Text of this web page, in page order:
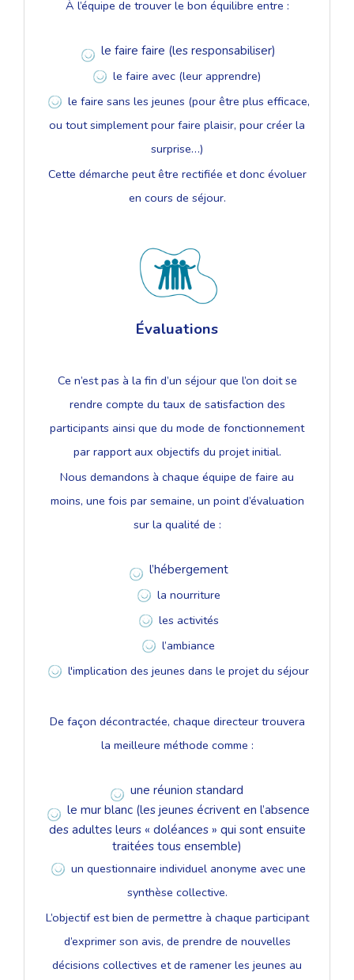
À l’équipe de trouver le bon équilibre entre :
le faire faire (les responsabiliser)
le faire avec (leur apprendre)
le faire sans les jeunes (pour être plus efficace,
ou tout simplement pour faire plaisir, pour créer la
surprise…)
Cette démarche peut être rectifiée et donc évoluer
en cours de séjour.
Évaluations
Ce n’est pas à la fin d’un séjour que l’on doit se
rendre compte du taux de satisfaction des
participants ainsi que du mode de fonctionnement
par rapport aux objectifs du projet initial.
Nous demandons à chaque équipe de faire au
moins, une fois par semaine, un point d’évaluation
sur la qualité de :
l’hébergement
la nourriture
les activités
l’ambiance
l'implication des jeunes dans le projet du séjour
De façon décontractée, chaque directeur trouvera
la meilleure méthode comme :
une réunion standard
le mur blanc (les jeunes écrivent en l’absence
des adultes leurs « doléances » qui sont ensuite
traitées tous ensemble)
un questionnaire individuel anonyme avec une
synthèse collective.
L’objectif est bien de permettre à chaque participant
d’exprimer son avis, de prendre de nouvelles
décisions collectives et de ramener les jeunes au